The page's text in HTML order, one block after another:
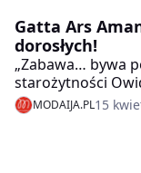
Gatta Ars
dorosłych!
„Zabawa… bywa
starożytności
jedną z tych
podtrzymać
MODAIJA.PL15